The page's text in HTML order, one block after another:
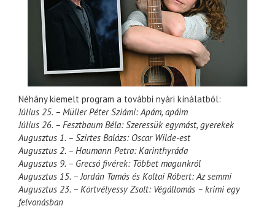
Néhány kiemelt program a további nyári kínálatból:
Július 25. – Müller Péter Sziámi: Apám, apáim
Július 26. – Fesztbaum Béla: Szeressük egymást, gyerekek
Augusztus 1. – Szirtes Balázs: Oscar Wilde-est
Augusztus 2. – Haumann Petra: Karinthyráda
Augusztus 9. – Grecsó fivérek: Többet magunkról
Augusztus 15. – Jordán Tamás és Koltai Róbert: Az semmi
Augusztus 23. – Körtvélyessy Zsolt: Végállomás – krimi egy
felvonásban